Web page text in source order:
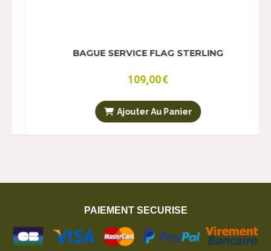
BAGUE SERVICE FLAG STERLING
109,00€
Ajouter Au Panier
PAIEMENT SECURISE